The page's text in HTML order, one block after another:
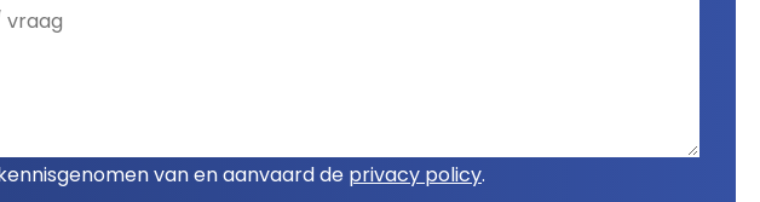
van en aanvaard de privacy policy.